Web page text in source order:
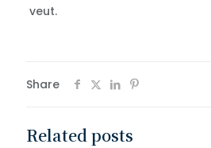
veut.
Share
Related posts